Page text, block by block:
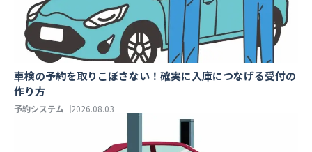
車検の予約を取りこぼさない！確実に入庫につなげる受付の
作り方
予約システム 2026.08.03